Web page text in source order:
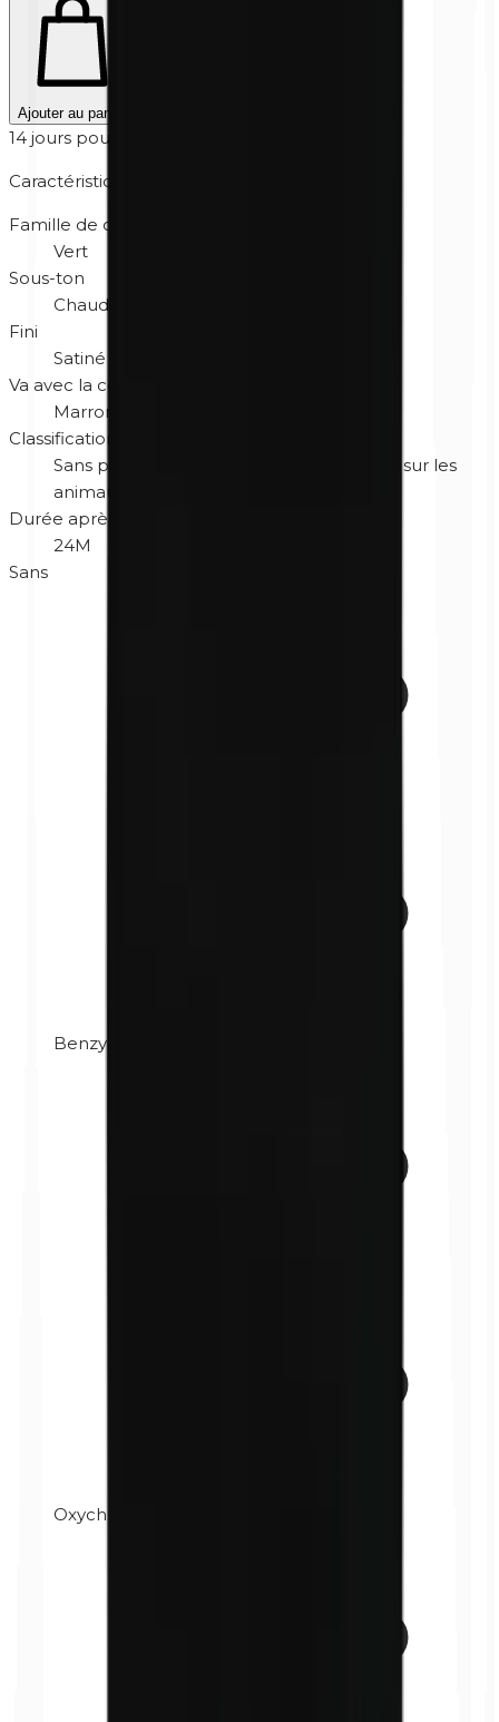
Ajouter au panier
14 jours pour retourner
Caractéristiques
Famille de couleur
Vert
Sous-ton
Chaud
Fini
Satiné
Va avec la couleur des yeux
Marron
Classification
Sans parfum
Non testé sur les
animaux
Durée après ouverture
24M
Sans
Benzylparabènes
Oxychlorure de bismuth